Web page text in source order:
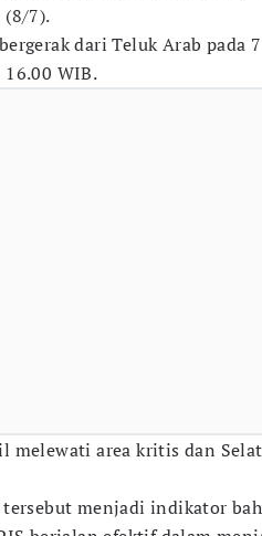
(8/7).
dari Teluk Arab pada
16.00 WIB.
melewati area kritis dan
tersebut menjadi indikator